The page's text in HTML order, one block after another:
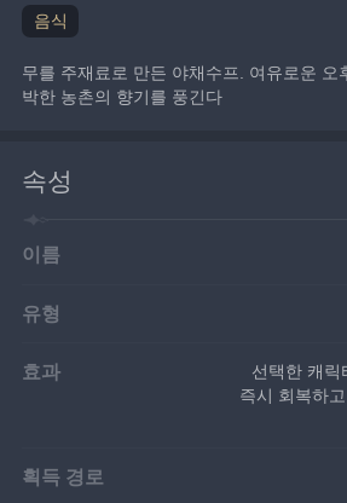
음식
무를 주재료로 만든 야채수프. 여유로운 오
박한 농촌의 향기를 풍긴다
속성
이름
유형
효과
선택한 캐릭
즉시 회복하
획득 경로